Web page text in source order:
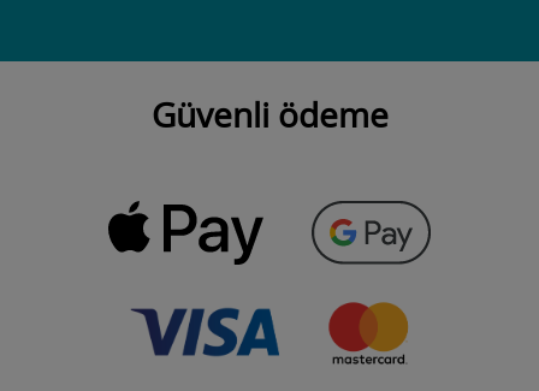
Güvenli ödeme